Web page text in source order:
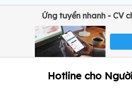
Ứng tuyển nhanh - CV
Hotline cho